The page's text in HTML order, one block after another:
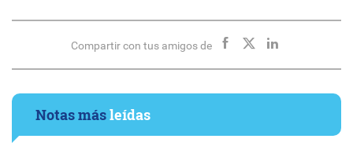
Compartir con tus amigos de
Notas másleídas